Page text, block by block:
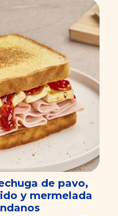
de pavo,
y mermelada